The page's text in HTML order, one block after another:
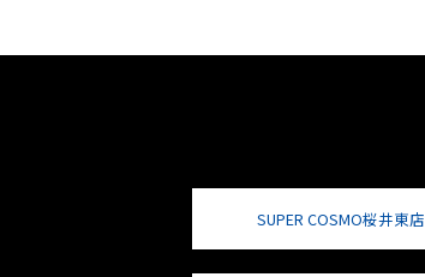
SUPER COSMO桜井東店